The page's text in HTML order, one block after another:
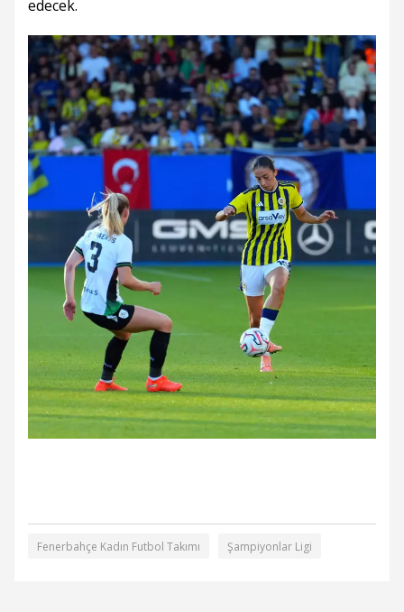
edecek.
Fenerbahçe Kadın Futbol Takımı Şampiyonlar Ligi